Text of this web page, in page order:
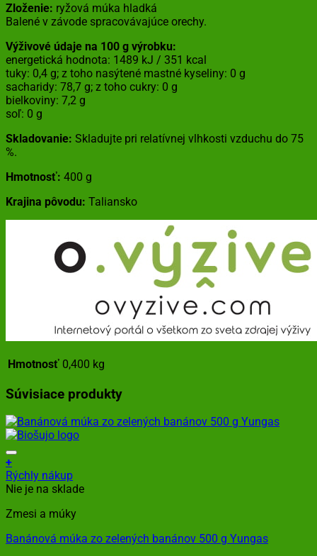
Zloženie: ryžová múka hladká
Balené v závode spracovávajúce orechy.
Výživové údaje na 100 g výrobku:
energetická hodnota: 1489 kJ / 351 kcal
tuky: 0,4 g; z toho nasýtené mastné kyseliny: 0 g
sacharidy: 78,7 g; z toho cukry: 0 g
bielkoviny: 7,2 g
soľ: 0 g
Skladovanie: Skladujte pri relatívnej vlhkosti vzduchu do 75
%.
Hmotnosť: 400 g
Krajina pôvodu: Taliansko
Hmotnosť 0,400 kg
Súvisiace produkty
+
Rýchly nákup
Nie je na sklade
Zmesi a múky
Banánová múka zo zelených banánov 500 g Yungas